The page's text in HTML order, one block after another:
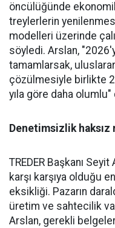
öncülüğünde
treylerlerin
modelleri üzerinde
söyledi. Ars­lan,
tamamlarsak,
çözülmesiyle birlik­te
yıla göre daha olumlu"
Denetimsizlik
TREDER Başkanı
karşı karşıya olduğu
eksikliği. Pazarın
üretim ve sahtecilik
Arslan, gerekli